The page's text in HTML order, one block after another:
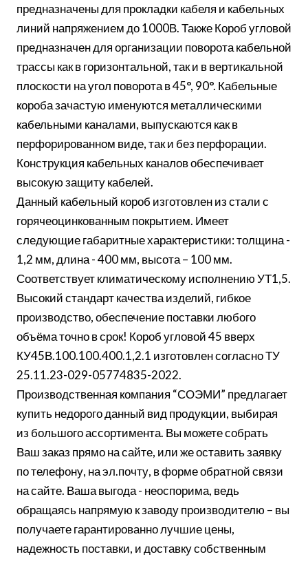
предназначены для прокладки кабеля и кабельных
линий напряжением до 1000В. Также Короб угловой
предназначен для организации поворота кабельной
трассы как в горизонтальной, так и в вертикальной
плоскости на угол поворота в 45°, 90°. Кабельные
короба зачастую именуются металлическими
кабельными каналами, выпускаются как в
перфорированном виде, так и без перфорации.
Конструкция кабельных каналов обеспечивает
высокую защиту кабелей.
Данный кабельный короб изготовлен из стали с
горячеоцинкованным покрытием. Имеет
следующие габаритные характеристики: толщина -
1,2 мм, длина - 400 мм, высота – 100 мм.
Соответствует климатическому исполнению УТ1,5.
Высокий стандарт качества изделий, гибкое
производство, обеспечение поставки любого
объёма точно в срок! Короб угловой 45 вверх
КУ45В.100.100.400.1,2.1 изготовлен согласно ТУ
25.11.23-029-05774835-2022.
Производственная компания “СОЭМИ” предлагает
купить недорого данный вид продукции, выбирая
из большого ассортимента. Вы можете собрать
Ваш заказ прямо на сайте, или же оставить заявку
по телефону, на эл.почту, в форме обратной связи
на сайте. Ваша выгода - неоспорима, ведь
обращаясь напрямую к заводу производителю – вы
получаете гарантированно лучшие цены,
надежность поставки, и доставку собственным